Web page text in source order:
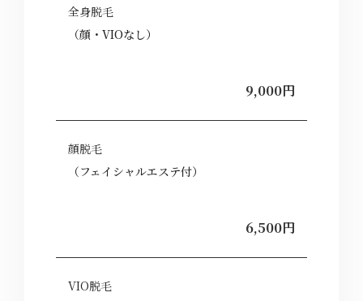
全身脱毛
（顔・VIOなし）
9,000円
顔脱毛
（フェイシャルエステ付）
6,500円
VIO脱毛